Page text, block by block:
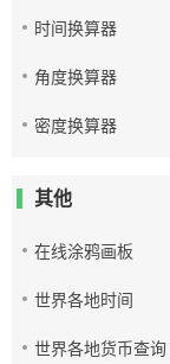
时间换算器
角度换算器
密度换算器
其他
在线涂鸦画板
世界各地时间
世界各地货币查询